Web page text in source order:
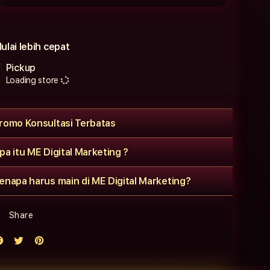
lebih cepat
Pickup
Loading store
Konsultasi Terbatas
itu ME Digital Marketing ?
harus main di ME Digital Marketing?
Share